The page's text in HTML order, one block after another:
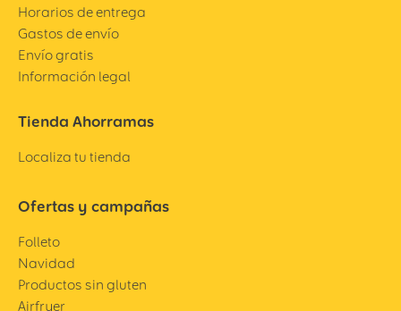
Horarios de entrega
Gastos de envío
Envío gratis
Información legal
Tienda Ahorramas
Localiza tu tienda
Ofertas y campañas
Folleto
Navidad
Productos sin gluten
Airfryer